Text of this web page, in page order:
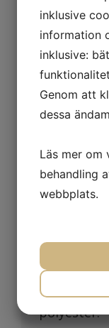
mot vind
klassad
ökar
Öppningar
Material
Huvudtyg:
polyester.
inklusive
information
inklusive:
Genom att
dessa
Läs mer om
behandling
webbplats.